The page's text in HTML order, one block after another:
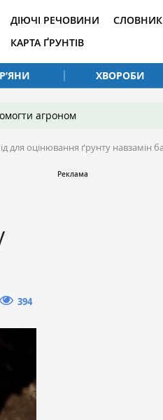
ДІЮЧІ РЕЧОВИНИ
КАРТА ҐРУНТІВ
ХВОРОБИ
агроном
для оцінювання ґрунту навзамін
394